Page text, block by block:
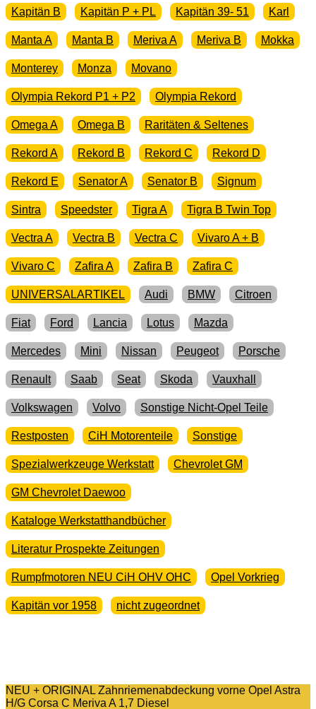
Kapitän B Kapitän P + PL Kapitän 39- 51 Karl
Manta A Manta B Meriva A Meriva B Mokka
Monterey Monza Movano
Olympia Rekord P1 + P2 Olympia Rekord
Omega A Omega B Raritäten & Seltenes
Rekord A Rekord B Rekord C Rekord D
Rekord E Senator A Senator B Signum
Sintra Speedster Tigra A Tigra B Twin Top
Vectra A Vectra B Vectra C Vivaro A + B
Vivaro C Zafira A Zafira B Zafira C
UNIVERSALARTIKEL Audi BMW Citroen
Fiat Ford Lancia Lotus Mazda
Mercedes Mini Nissan Peugeot Porsche
Renault Saab Seat Skoda Vauxhall
Volkswagen Volvo Sonstige Nicht-Opel Teile
Restposten CiH Motorenteile Sonstige
Spezialwerkzeuge Werkstatt Chevrolet GM
GM Chevrolet Daewoo
Kataloge Werkstatthandbücher
Literatur Prospekte Zeitungen
Rumpfmotoren NEU CiH OHV OHC Opel Vorkrieg
Kapitän vor 1958 nicht zugeordnet
NEU + ORIGINAL Zahnriemenabdeckung vorne Opel Astra
H/G Corsa C Meriva A 1,7 Diesel